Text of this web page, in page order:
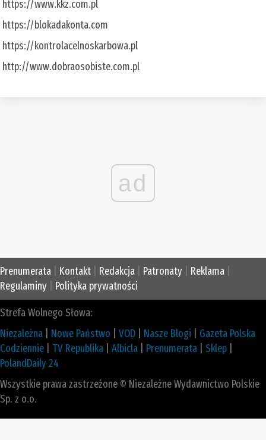
https://www.kkz.com.pl
https://blokadakonta.com
https://kontrolacelnoskarbowa.pl
http://www.dobraosobiste.com.pl
ad
Prenumerata Kontakt Redakcja Patronaty Reklama
Regulaminy
Polityka prywatności
Strefa Wolnego Słowa:
Niezależna
Nowe Państwo VOD Nasze Blogi
Gazeta Polska
Codziennie
TV Republika Albicla Prenumerata Sklep
PolandDaily 24
Wszystkie prawa zastrzeżone © Niezależne Wydawnictwo Polskie
Sp. z o.o.